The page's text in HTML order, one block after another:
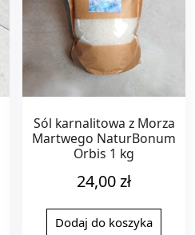
Sól karnalitowa z Morza
Martwego NaturBonum
Orbis 1 kg
24,00zł
Dodaj do koszyka